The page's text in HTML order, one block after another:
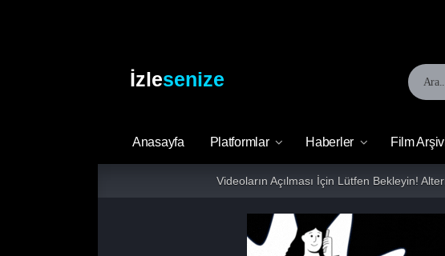
İzlesenize
Anasayfa Platformlar Haberler Film
Videoların Açılması İçin Lütfen Bekleyin!